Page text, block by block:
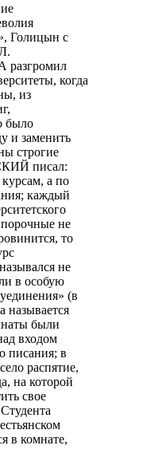
Голицын с
когда
из
было
и заменить
строгие
писал:
а по
каждый
порочные не
то
не
в особую
(в
называется
были
входом
писания; в
распятие,
на которой
свое
в комнате,